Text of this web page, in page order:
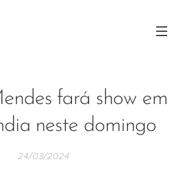
fará show em
neste domingo
24/03/2024